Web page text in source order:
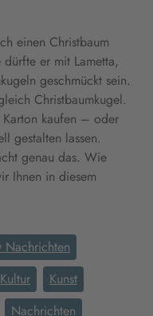
einen Christbaum
er mit Lametta,
geschmückt sein.
Christbaumkugel.
kaufen – oder
gestalten lassen.
genau das. Wie
Ihnen in diesem
Nachrichten
Kultur
Kunst
Nachrichten